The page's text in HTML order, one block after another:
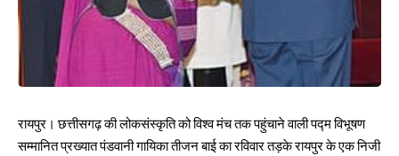
रायपुर। छत्तीसगढ़ की लोकसंस्कृति को विश्व मंच तक पहुंचाने वाली पद्म विभूषण
सम्मानित प्रख्यात पंडवानी गायिका तीजन बाई का रविवार तड़के रायपुर के एक निजी